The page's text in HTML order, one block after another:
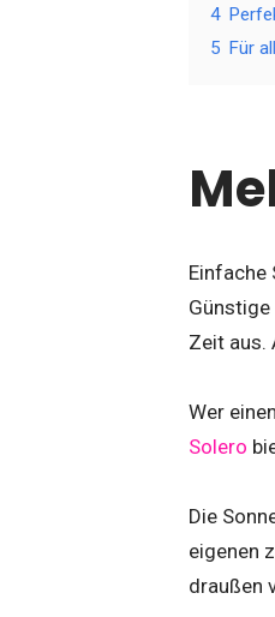
4
5 Für
Einfache
Zeit aus.
Wer
Solero
Die
eigenen
draußen